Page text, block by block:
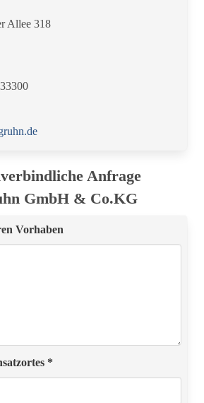
Allee 318
Anfrage
GmbH & Co.KG
Vorhaben
*